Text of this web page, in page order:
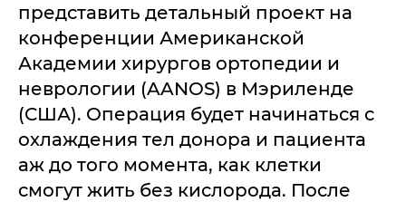
представить детальный проект на
конференции Американской
Академии хирургов ортопедии и
неврологии (AANOS) в Мэриленде
(США). Операция будет начинаться с
охлаждения тел донора и пациента
аж до того момента, как клетки
смогут жить без кислорода. После